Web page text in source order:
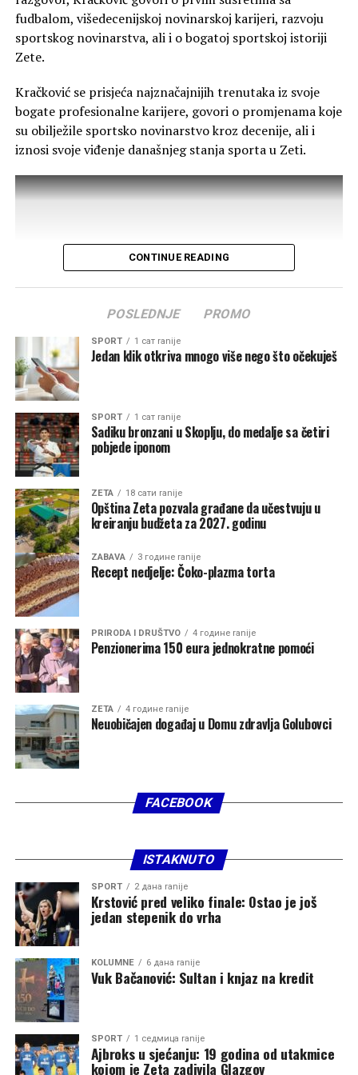
„Razumijemo problem deficita medicinskog kadra, ali
smatramo da menadžment Doma zdravlja Glavnog
grada ima obavezu da preraspodjelom ljekara obezbijedi
ravnopravan tretman za građane Zete. Mi ne tražimo
privilegije, već osnovno ljudsko i zakonsko pravo na
liječenje u našoj opštini“, poručile su.
Od menadžmenta Doma zdravlja zahtijevaju redovno
ordiniranje ginekologa u ZO Golubovci, uz određivanje
tačnih dana i smjena tokom sedmice, kao i
i pisani odgovor o preduzetim koracima u zakonskom
Grupa žena Zete najavila je i dalje aktivnosti ukoliko
„Ukoliko se rješavanju ovog problema ne pristupi hitno,
Grupa žena Zete će iskoristiti sva demokratska i
zakonska prava, uključujući institucionalne proteste i
direktno pokretanje peticije prema Ministarstvu
zdravlja. Očekujemo Vaš brz i konkretan odgovor“,
zaključuje se u obraćanju datiranom 8. juna 2026. godine.
fudbalom, višedecenijskoj novinarskoj karijeri, razvoju
sportskog novinarstva, ali i o bogatoj sportskoj istoriji
Zete.
Kračković se prisjeća najznačajnijih trenutaka iz svoje
bogate profesionalne karijere, govori o promjenama koje
su obilježile sportsko novinarstvo kroz decenije, ali i
iznosi svoje viđenje današnjeg stanja sporta u Zeti.
Poseban dio razgovora posvećen je FK Zeta, Zetskim
sportskim igrama i knjizi „Fudbal u Zeti“, u kojoj je
sabrao gotovo cijeli vijek fudbalske tradicije ovog kraja.
CONTINUE READING
POSLEDNJE PROMO
SPORT 1 сат ranije
Jedan klik otkriva mnogo više nego što očekuješ
SPORT 1 сат ranije
Sadiku bronzani u Skoplju, do medalje sa četiri
pobjede iponom
ZETA 18 сати ranije
Opština Zeta pozvala građane da učestvuju u
kreiranju budžeta za 2027. godinu
ZABAVA 3 године ranije
Recept nedjelje: Čoko-plazma torta
PRIRODA I DRUŠTVO 4 године ranije
Penzionerima 150 eura jednokratne pomoći
ZETA 4 године ranije
Neuobičajen događaj u Domu zdravlja Golubovci
FACEBOOK
ISTAKNUTO
SPORT 2 дана ranije
Krstović pred veliko finale: Ostao je još
jedan stepenik do vrha
KOLUMNE 6 дана ranije
Vuk Bačanović: Sultan i knjaz na kredit
SPORT 1 седмица ranije
Ajbroks u sjećanju: 19 godina od utakmice
kojom je Zeta zadivila Glazgov